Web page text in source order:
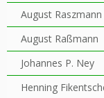
August Raszmann
August Raßmann
Johannes P. Ney
Henning